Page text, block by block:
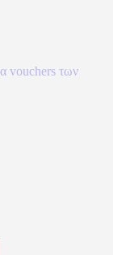
vouchers των